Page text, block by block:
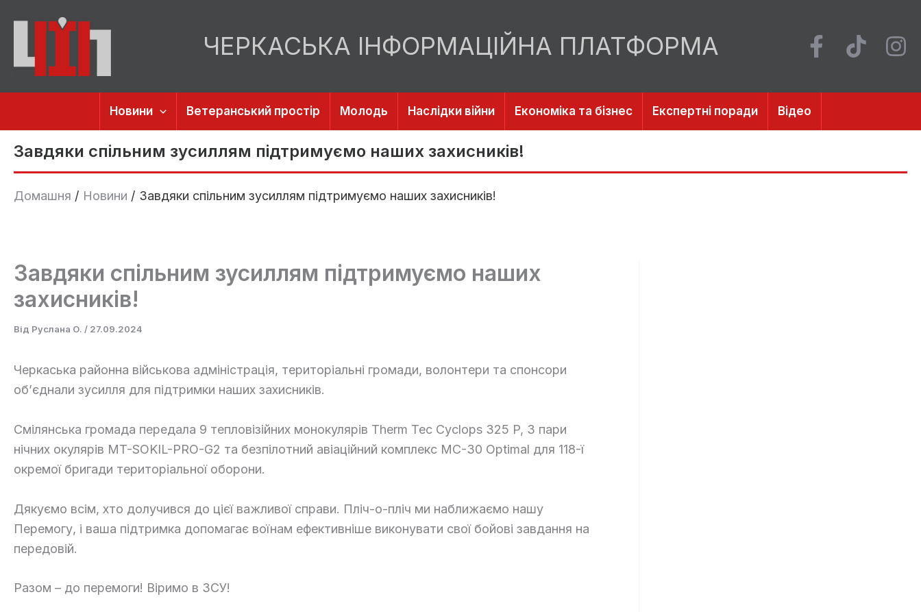
ЧЕРКАСЬКА ІНФОРМАЦІЙНА ПЛАТФОРМА
Новини Ветеранський простір Молодь Наслідки війни Економіка та бізнес Експертні поради Відео
Завдяки спільним зусиллям підтримуємо наших захисників!
Домашня Новини Завдяки спільним зусиллям підтримуємо наших захисників!
Завдяки спільним зусиллям підтримуємо наших
захисників!
Від Руслана О. / 27.09.2024
Черкаська районна військова адміністрація, територіальні громади, волонтери та спонсори
об’єднали зусилля для підтримки наших захисників.
Смілянська громада передала 9 тепловізійних монокулярів Therm Tec Cyclops 325 P, 3 пари
нічних окулярів MT-SOKIL-PRO-G2 та безпілотний авіаційний комплекс МС-30 Optimal для 118-ї
окремої бригади територіальної оборони.
Дякуємо всім, хто долучився до цієї важливої справи. Пліч-о-пліч ми наближаємо нашу
Перемогу, і ваша підтримка допомагає воїнам ефективніше виконувати свої бойові завдання на
передовій.
Разом – до перемоги! Віримо в ЗСУ!